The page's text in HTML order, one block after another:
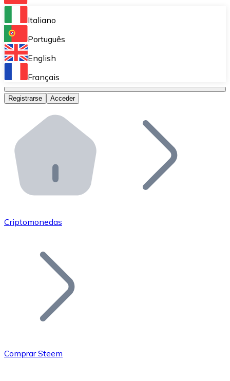
Bitnovo Ramp
Integra nuestra solución en tu plataforma.
Bitnovo Giftcards
Bitnovo OTC
Bitnovo ATM
Integra un ATM Bitnovo en tu negocio y permite que
Bitnovo API
Integra nuestra API en tu ecosistema.
Únete a nuestra red de distribuidores.
Añade tu proyecto a nuestro ecosistema.
Italiano
Português
English
Français
Registrarse Acceder
Criptomonedas
Comprar Steem